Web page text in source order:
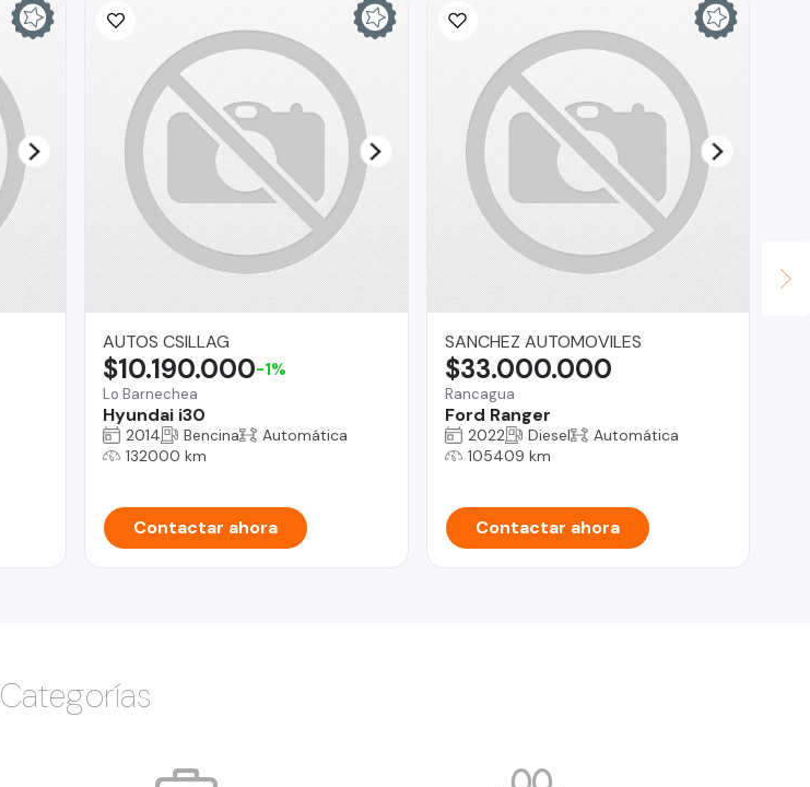
AUTOS CSILLAG
Lo Barnechea
Hyundai i30
$10.190.000-1%
2014 Bencina
Automática
132000 km
Contactar ahora
SANCHEZ AUTOMOVILES
Rancagua
Ford Ranger
$33.000.000
2022 Diesel
Automática
105409 km
Contactar ahora
Categorías